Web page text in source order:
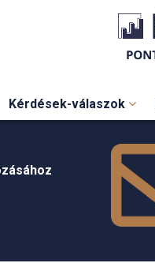
Kérdések-válaszok